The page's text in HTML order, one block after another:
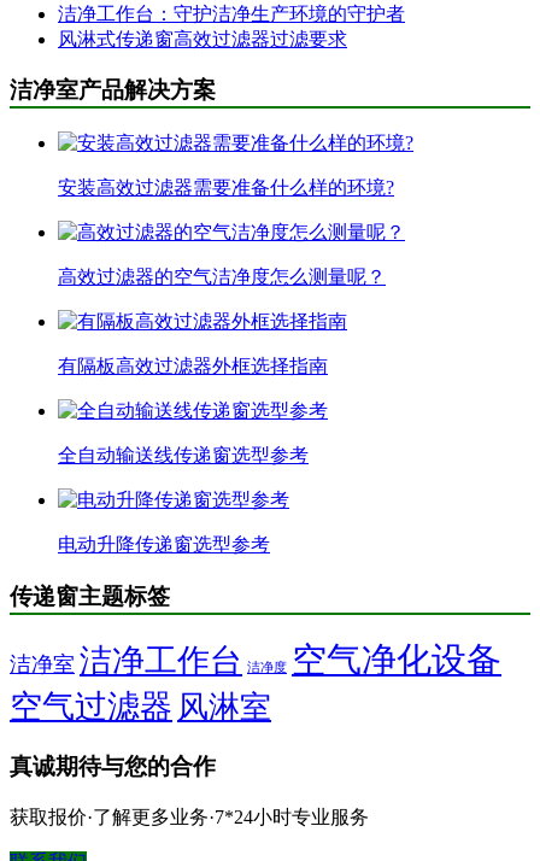
洁净工作台：守护洁净生产环境的守护者
风淋式传递窗高效过滤器过滤要求
洁净室产品解决方案
安装高效过滤器需要准备什么样的环境?
高效过滤器的空气洁净度怎么测量呢？
有隔板高效过滤器外框选择指南
全自动输送线传递窗选型参考
电动升降传递窗选型参考
传递窗主题标签
洁净室 洁净工作台 洁净度 空气净化设备
空气过滤器 风淋室
真诚期待与您的合作
获取报价·了解更多业务·7*24小时专业服务